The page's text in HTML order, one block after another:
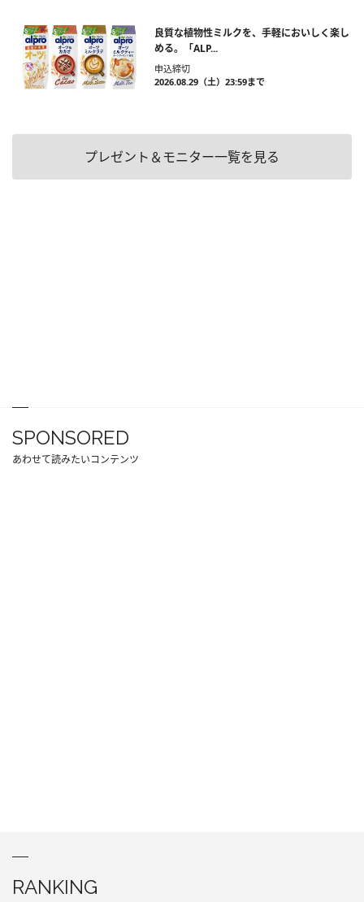
良質な植物性ミルクを、手軽においしく楽し
める。「ALP...
申込締切
2026.08.29（土）23:59まで
プレゼント＆モニター一覧を見る
SPONSORED
あわせて読みたいコンテンツ
RANKING